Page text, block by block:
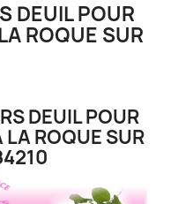
DEUIL POUR
ROQUE SUR
DEUIL POUR
LA ROQUE SUR